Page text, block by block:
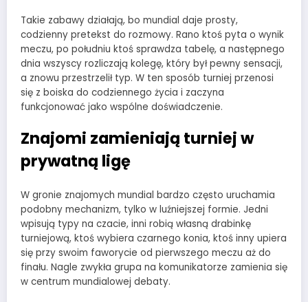
Takie zabawy działają, bo mundial daje prosty,
codzienny pretekst do rozmowy. Rano ktoś pyta o wynik
meczu, po południu ktoś sprawdza tabelę, a następnego
dnia wszyscy rozliczają kolegę, który był pewny sensacji,
a znowu przestrzelił typ. W ten sposób turniej przenosi
się z boiska do codziennego życia i zaczyna
funkcjonować jako wspólne doświadczenie.
Znajomi zamieniają turniej w
prywatną ligę
W gronie znajomych mundial bardzo często uruchamia
podobny mechanizm, tylko w luźniejszej formie. Jedni
wpisują typy na czacie, inni robią własną drabinkę
turniejową, ktoś wybiera czarnego konia, ktoś inny upiera
się przy swoim faworycie od pierwszego meczu aż do
finału. Nagle zwykła grupa na komunikatorze zamienia się
w centrum mundialowej debaty.